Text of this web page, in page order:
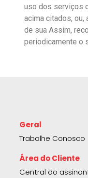
uso dos serviços
acima citados,
de sua Assim,
periodicamente o
Geral
Trabalhe Conosco
Área do Cliente
Central do